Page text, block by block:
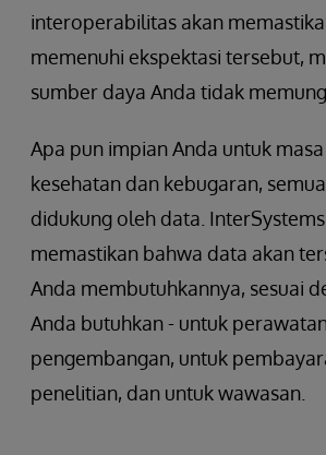
interoperabilitas akan
memenuhi ekspektasi tersebut,
sumber daya Anda tidak
Apa pun impian Anda untuk
kesehatan dan kebugaran,
didukung oleh data.
memastikan bahwa data akan
Anda membutuhkannya, sesuai
Anda butuhkan - untuk
pengembangan, untuk
penelitian, dan untuk wawasan.